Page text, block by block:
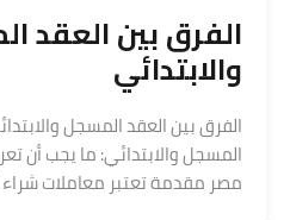
الفرق بين العقد
والابتدائي
الفرق بين العقد المسجل
المسجل والابتدائي: ما يجب أن
مصر مقدمة تعتبر معاملات شراء